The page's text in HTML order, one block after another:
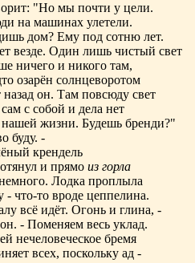
"Но мы почти у цели.
на машинах улетели.
дом? Ему под сотню лет.
везде. Один лишь чистый свет
ничего и никого там,
озарён солнцеворотом
назад он. Там повсюду свет
с собой и дела нет
жизни. Будешь бренди?"
буду. -
крендель
и прямо из горла
Лодка проплыла
- что-то вроде цеппелина.
всё идёт. Огонь и глина, -
он. - Поменяем весь уклад.
нечеловеческое бремя
всех, поскольку ад -